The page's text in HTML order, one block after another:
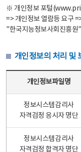
※ 개인정보 포털
=> 개인정보 열람등 요구
"한국지능정보사회진흥원
개인정보의 처리 및
개인정보파일명
정보시스템감리사
자격검정 응시자 명단
정보시스템감리사
자격검정 합격자 명단